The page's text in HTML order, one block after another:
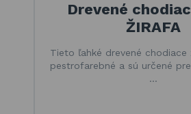
Drevené
ŽIRAFA
Tieto ľahké drevené chodiace
pestrofarebné a sú určené
…